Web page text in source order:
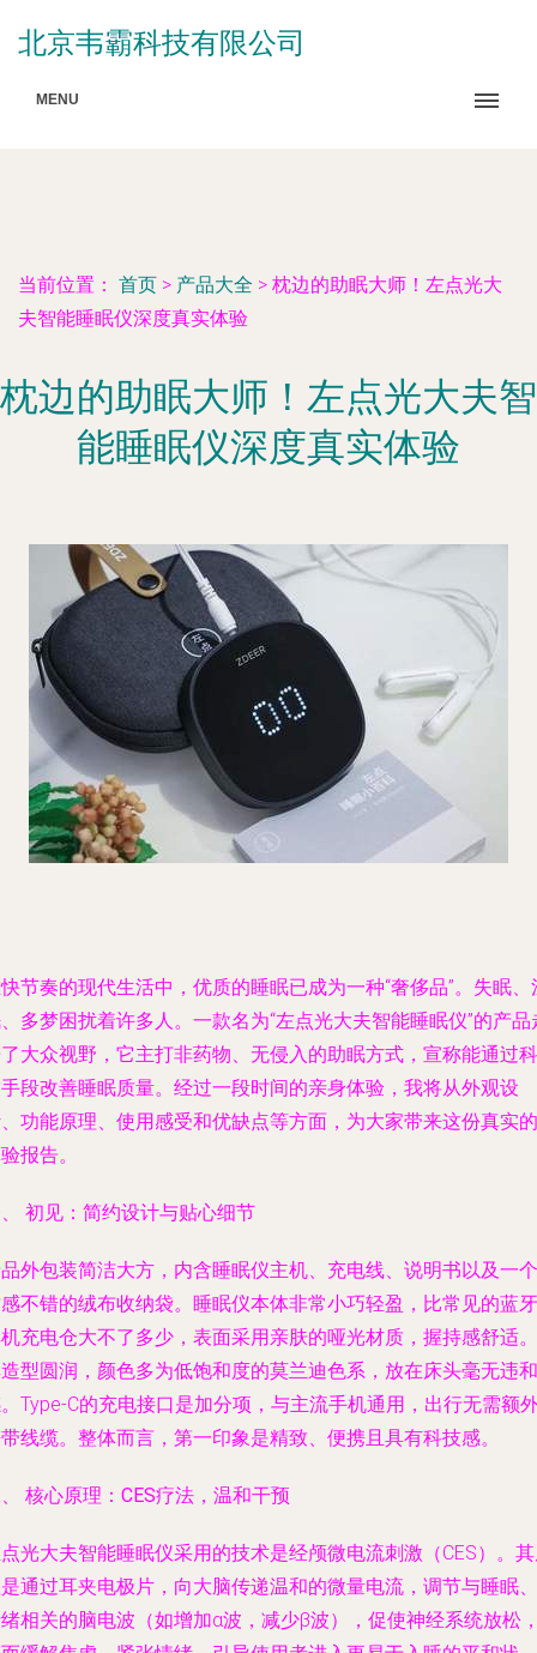
北京韦霸科技有限公司
MENU
当前位置： 首页 > 产品大全 > 枕边的助眠大师！左点光大
夫智能睡眠仪深度真实体验
枕边的助眠大师！左点光大夫智
能睡眠仪深度真实体验
节奏的现代生活中，优质的睡眠已成为一种“奢侈品”。失眠、
多梦困扰着许多人。一款名为“左点光大夫智能睡眠仪”的产品
大众视野，它主打非药物、无侵入的助眠方式，宣称能通过科
段改善睡眠质量。经过一段时间的亲身体验，我将从外观设
功能原理、使用感受和优缺点等方面，为大家带来这份真实的
报告。
初见：简约设计与贴心细节
外包装简洁大方，内含睡眠仪主机、充电线、说明书以及一个
不错的绒布收纳袋。睡眠仪本体非常小巧轻盈，比常见的蓝牙
充电仓大不了多少，表面采用亲肤的哑光材质，握持感舒适。
型圆润，颜色多为低饱和度的莫兰迪色系，放在床头毫无违和
Type-C的充电接口是加分项，与主流手机通用，出行无需额
线缆。整体而言，第一印象是精致、便携且具有科技感。
核心原理：CES疗法，温和干预
光大夫智能睡眠仪采用的技术是经颅微电流刺激（CES）。
通过耳夹电极片，向大脑传递温和的微量电流，调节与睡眠、
相关的脑电波（如增加α波，减少β波），促使神经系统放松